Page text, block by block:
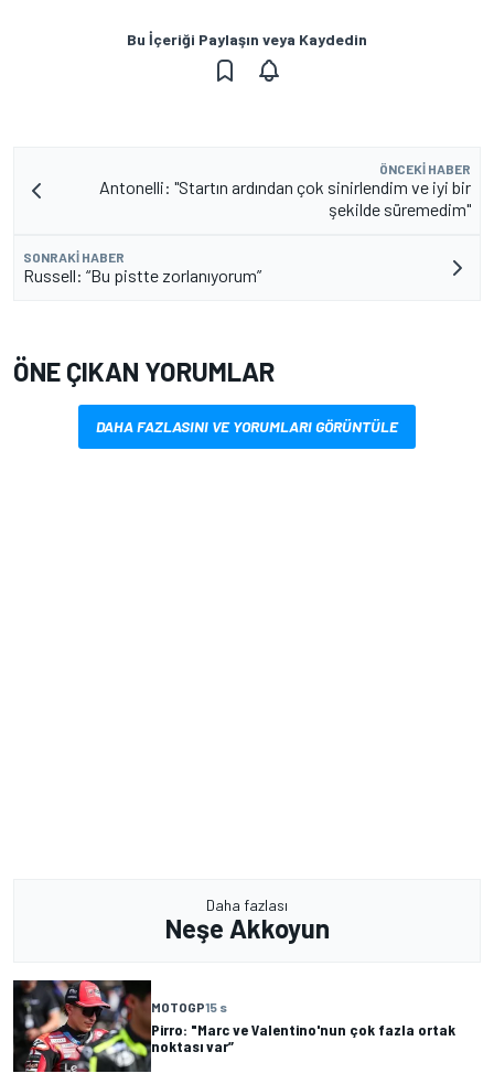
Bu İçeriği Paylaşın veya Kaydedin
ÖNCEKI HABER
Antonelli: "Startın ardından çok sinirlendim ve iyi bir
şekilde süremedim"
SONRAKI HABER
Russell: “Bu pistte zorlanıyorum”
ÖNE ÇIKAN YORUMLAR
DAHA FAZLASINI VE YORUMLARI GÖRÜNTÜLE
Daha fazlası
Neşe Akkoyun
MOTOGP15 s
Pirro: "Marc ve Valentino'nun çok fazla ortak
noktası var”